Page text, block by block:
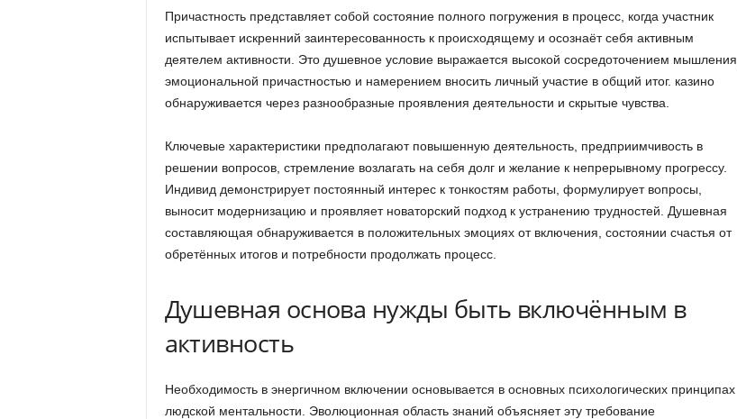
Причастность представляет собой состояние полного погружения в процесс, когда участник
испытывает искренний заинтересованность к происходящему и осознаёт себя активным
деятелем активности. Это душевное условие выражается высокой сосредоточением мышления,
эмоциональной причастностью и намерением вносить личный участие в общий итог. казино
обнаруживается через разнообразные проявления деятельности и скрытые чувства.
Ключевые характеристики предполагают повышенную деятельность, предприимчивость в
решении вопросов, стремление возлагать на себя долг и желание к непрерывному прогрессу.
Индивид демонстрирует постоянный интерес к тонкостям работы, формулирует вопросы,
выносит модернизацию и проявляет новаторский подход к устранению трудностей. Душевная
составляющая обнаруживается в положительных эмоциях от включения, состоянии счастья от
обретённых итогов и потребности продолжать процесс.
Душевная основа нужды быть включённым в
активность
Необходимость в энергичном включении основывается в основных психологических принципах
людской ментальности. Эволюционная область знаний объясняет эту требование